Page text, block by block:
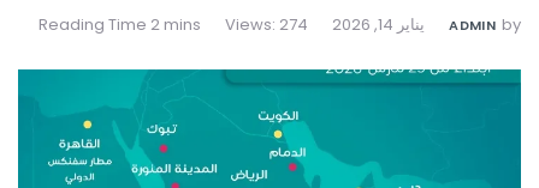
by
ADMIN يناير 14, 2026 Views: 274